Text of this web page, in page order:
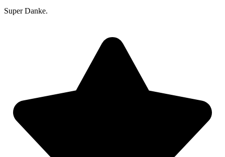
Super Danke.